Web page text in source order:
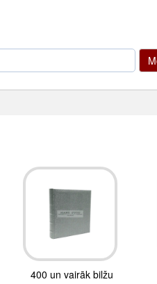
400 un vairāk bilžu